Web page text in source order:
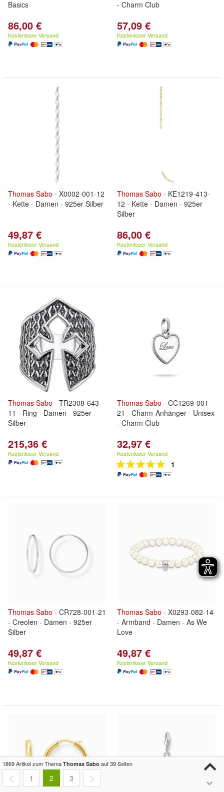
Basics
86,00 €
Kostenloser Versand
- Charm Club
57,09 €
Kostenloser Versand
Thomas Sabo - X0002-001-12
- Kette - Damen - 925er Silber
49,87 €
Kostenloser Versand
Thomas Sabo - KE1219-413-
12 - Kette - Damen - 925er
Silber
86,00 €
Kostenloser Versand
Thomas Sabo - TR2308-643-
11 - Ring - Damen - 925er
Silber
215,36 €
Kostenloser Versand
Thomas Sabo - CC1269-001-
21 - Charm-Anhänger - Unisex
- Charm Club
32,97 €
Kostenloser Versand
1
Thomas Sabo - CR728-001-21
- Creolen - Damen - 925er
Silber
49,87 €
Kostenloser Versand
Thomas Sabo - X0293-082-14
- Armband - Damen - As We
Love
49,87 €
Kostenloser Versand
1869 Artikel zum Thema Thomas Sabo auf 39 Seiten
1 2 3